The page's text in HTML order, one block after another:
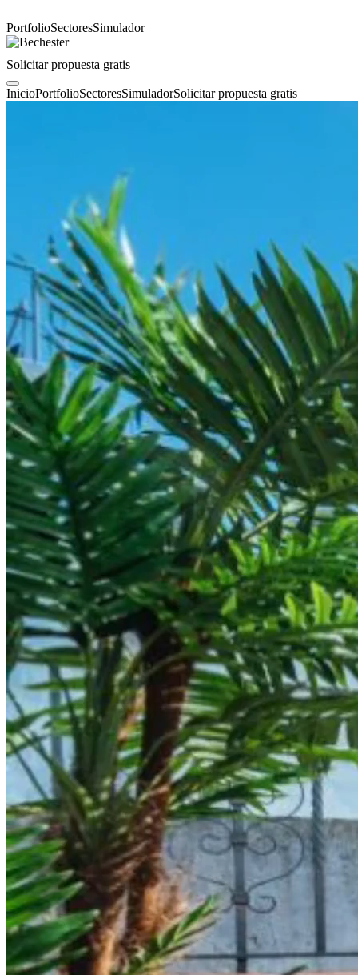
PortfolioSectoresSimulador
Solicitar propuesta gratis
InicioPortfolioSectoresSimuladorSolicitar propuesta gratis